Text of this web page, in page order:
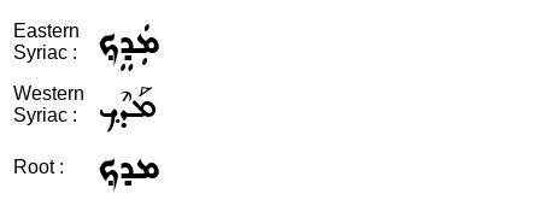
Eastern
Syriac :
ܡܲܕܸܟ݂
Western
Syriac :
ܡܰܕܶܟ݂
Root : ܡܕܟ݂